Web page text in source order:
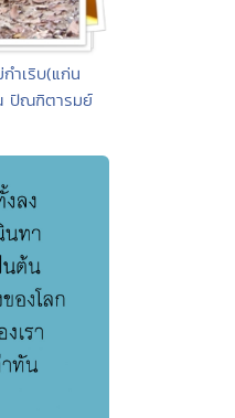
ำเริบ(แก่น
ปัณฑิตารมย์